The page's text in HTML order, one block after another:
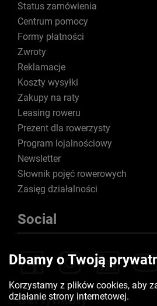
Status zamówienia
Centrum pomocy
Formy płatności
Zwroty
Reklamacje
Koszty wysyłki
Zakupy na raty
Leasing roweru
Prezent dla rowerzysty
Program lojalnościowy
Newsletter
Słownik pojęć rowerowych
Zasięg działalności
Social
Certyfikaty
Dbamy o Twoją
Korzystamy z plików cookies, aby
działanie strony internetowej.